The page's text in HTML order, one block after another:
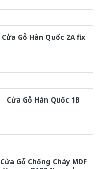
Cửa Gỗ Hàn Quốc 2A fix
Cửa Gỗ Hàn Quốc 1B
Cửa Gỗ Chống Cháy MDF